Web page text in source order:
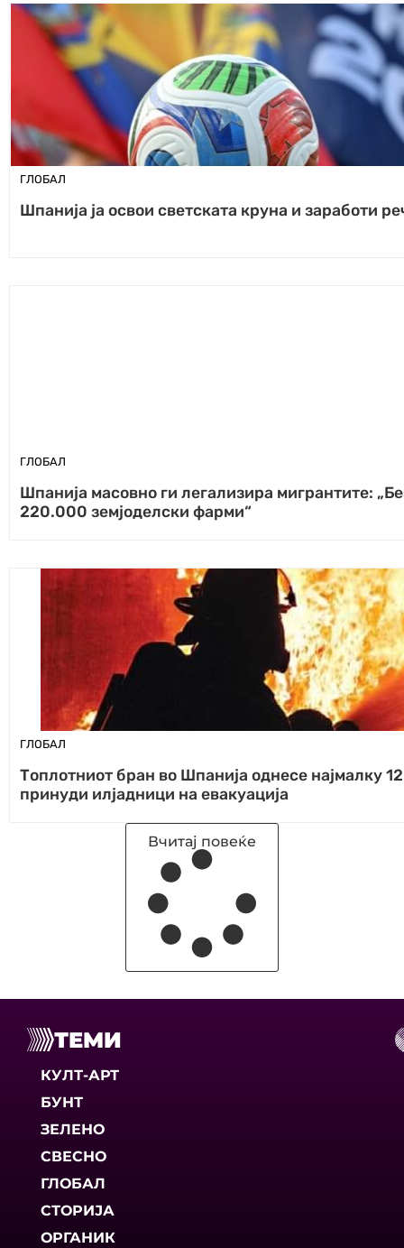
ГЛОБАЛ
Шпанија ја освои светската круна и заработи
ГЛОБАЛ
Шпанија масовно ги легализира мигрантите:
220.000 земјоделски фарми“
ГЛОБАЛ
Топлотниот бран во Шпанија однесе најмалку
принуди илјадници на евакуација
Вчитај повеќе
ТЕМИ
КУЛТ-АРТ
БУНТ
ЗЕЛЕНО
СВЕСНО
ГЛОБАЛ
СТОРИЈА
ОРГАНИК